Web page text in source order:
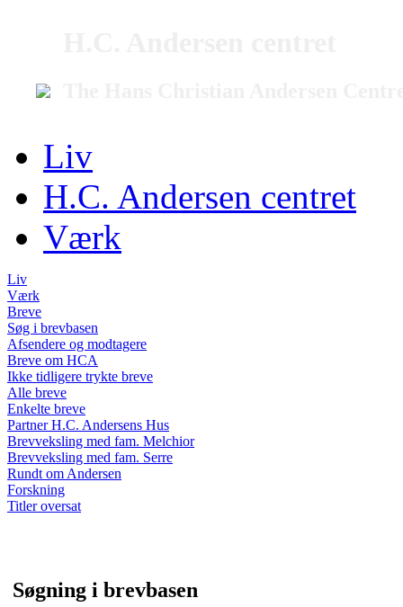
Liv
H.C. Andersen centret
Værk
Liv
Værk
Breve
Søg i brevbasen
Afsendere og modtagere
Breve om HCA
Ikke tidligere trykte breve
Alle breve
Enkelte breve
Partner H.C. Andersens Hus
Brevveksling med fam. Melchior
Brevveksling med fam. Serre
Rundt om Andersen
Forskning
Titler oversat
Søgning i brevbasen